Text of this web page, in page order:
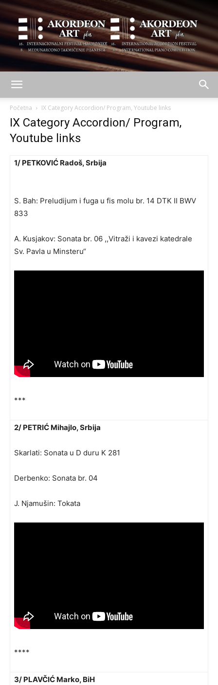
Početna IX Category Accordion/ Program, Youtube links
IX Category Accordion/ Program,
Youtube links
1/ PETKOVIĆ Radoš, Srbija
S. Bah: Preludijum i fuga u fis molu br. 14 DTK II BWV
833
A. Kusjakov: Sonata br. 06 ,,Vitraži i kavezi katedrale
Sv. Pavla u Minsteru“
***
2/ PETRIĆ Mihajlo, Srbija
Skarlati: Sonata u D duru K 281
Derbenko: Sonata br. 04
J. Njamušin: Tokata
****
3/ PLAVČIĆ Marko, BiH